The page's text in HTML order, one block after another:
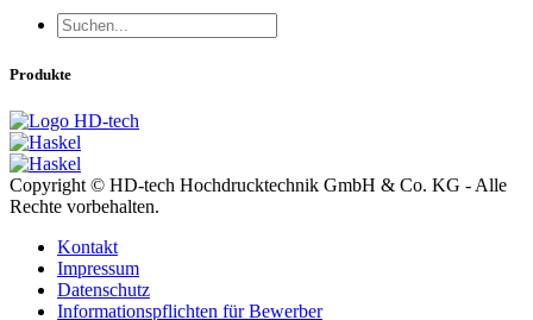
Produkte
Copyright © HD-tech Hochdrucktechnik GmbH & Co. KG - Alle
Rechte vorbehalten.
Kontakt
Impressum
Datenschutz
Informationspflichten für Bewerber